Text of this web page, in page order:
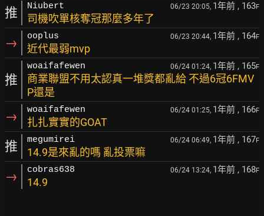
推 Niubert 06/23 20:05, 1年前 , 163F
司機吹單核奪冠那麼多年了
→ ooplus 06/23 20:44, 1年前 , 164F
近代最弱mvp
推
woaifafewen 06/24 01:24, 1年前 , 165F
商業聯盟不用太認真一堆獎都亂給 不過6冠6FMV
P還是
→ woaifafewen 06/24 01:25, 1年前 , 166F
扎扎實實的GOAT
推 megumirei 06/24 06:49, 1年前 , 167F
14.9是來亂的嗎 亂投票嘛
→ cobras638 06/24 13:24, 1年前 , 168F
14.9